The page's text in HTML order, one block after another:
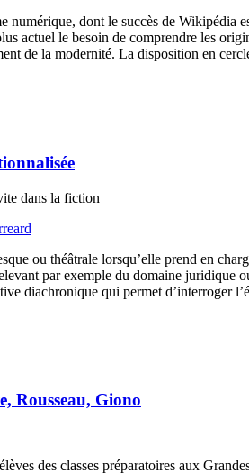
numérique, dont le succès de
actuel le besoin de comprendre les
de la modernité. La disposition en
dans la fiction
ou théâtrale lorsqu’elle prend en
par exemple du domaine juridique
diachronique qui permet d’interroger
Rousseau, Giono
des classes préparatoires aux